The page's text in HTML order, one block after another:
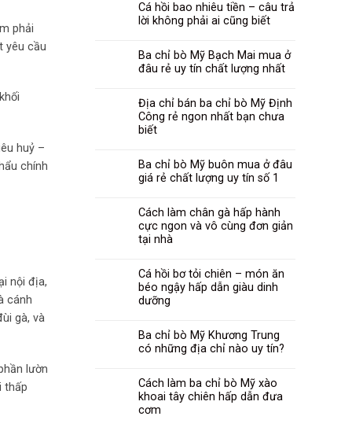
phải
yêu cầu
huỷ –
chính
nội địa,
cánh
gà, và
lườn
thấp
Cá hồi bao nhiêu tiền – câu trả
lời không phải ai cũng biết
Ba chỉ bò Mỹ Bạch Mai mua ở
đâu rẻ uy tín chất lượng nhất
Địa chỉ bán ba chỉ bò Mỹ Định
Công rẻ ngon nhất bạn chưa
biết
Ba chỉ bò Mỹ buôn mua ở đâu
giá rẻ chất lượng uy tín số 1
Cách làm chân gà hấp hành
cực ngon và vô cùng đơn giản
tại nhà
Cá hồi bơ tỏi chiên – món ăn
béo ngậy hấp dẫn giàu dinh
dưỡng
Ba chỉ bò Mỹ Khương Trung
có những địa chỉ nào uy tín?
Cách làm ba chỉ bò Mỹ xào
khoai tây chiên hấp dẫn đưa
cơm